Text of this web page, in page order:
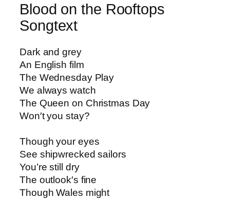
Blood on the Rooftops
Songtext
Dark and grey
An English film
The Wednesday Play
We always watch
The Queen on Christmas Day
Won′t you stay?
Though your eyes
See shipwrecked sailors
You’re still dry
The outlook′s fine
Though Wales might